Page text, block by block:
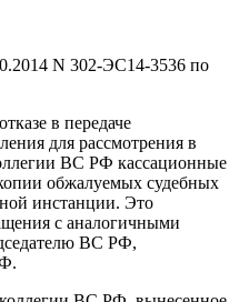
N 302-ЭС14-3536 по
в передаче
для рассмотрения в
ВС РФ кассационные
обжалуемых судебных
инстанции. Это
с аналогичными
ВС РФ,